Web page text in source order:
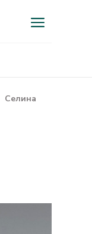
Селина